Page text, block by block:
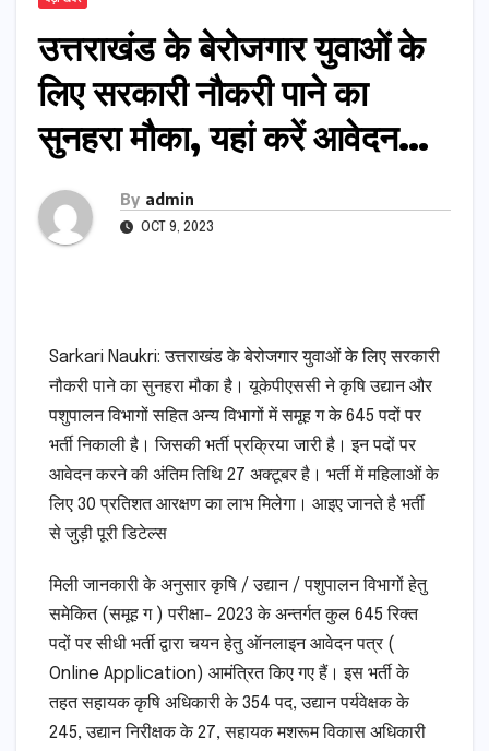
उत्तराखंड के बेरोजगार युवाओं के
लिए सरकारी नौकरी पाने का
सुनहरा मौका, यहां करें आवेदन…
By admin
OCT 9, 2023
Sarkari Naukri: उत्तराखंड के बेरोजगार युवाओं के लिए सरकारी
नौकरी पाने का सुनहरा मौका है। यूकेपीएससी ने कृषि उद्यान और
पशुपालन विभागों सहित अन्य विभागों में समूह ग के 645 पदों पर
भर्ती निकाली है। जिसकी भर्ती प्रक्रिया जारी है। इन पदों पर
आवेदन करने की अंतिम तिथि 27 अक्टूबर है। भर्ती में महिलाओं के
लिए 30 प्रतिशत आरक्षण का लाभ मिलेगा। आइए जानते है भर्ती
से जुड़ी पूरी डिटेल्स
मिली जानकारी के अनुसार कृषि / उद्यान / पशुपालन विभागों हेतु
समेकित (समूह ग ) परीक्षा- 2023 के अन्तर्गत कुल 645 रिक्त
पदों पर सीधी भर्ती द्वारा चयन हेतु ऑनलाइन आवेदन पत्र (
Online Application) आमंत्रित किए गए हैं। इस भर्ती के
तहत सहायक कृषि अधिकारी के 354 पद, उद्यान पर्यवेक्षक के
245, उद्यान निरीक्षक के 27, सहायक मशरूम विकास अधिकारी